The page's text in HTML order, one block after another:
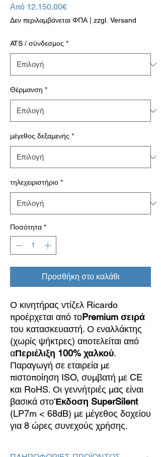
Από 12.150,00€Τιμή
Έκπτωσης
Δεν περιλαμβάνεται ΦΠΑ zzgl. Versand
ATS / σύνδεσμος *
Θέρμανση *
μέγεθος δεξαμενής *
τηλεχειριστήριο *
Ποσότητα *
Προσθήκη στο καλάθι
Ο κινητήρας ντίζελ Ricardo
προέρχεται από τοPremium σειρά
του κατασκευαστή. Ο εναλλάκτης
(χωρίς ψήκτρες) αποτελείται από
αΠεριέλιξη 100% χαλκού.
Παραγωγή σε εταιρεία με
πιστοποίηση ISO, συμβατή με CE
και RoHS. Οι γεννήτριές μας είναι
βασικά στοΈκδοση SuperSilent
(LP7m < 68dB) με μέγεθος δοχείου
για 8 ώρες συνεχούς χρήσης.